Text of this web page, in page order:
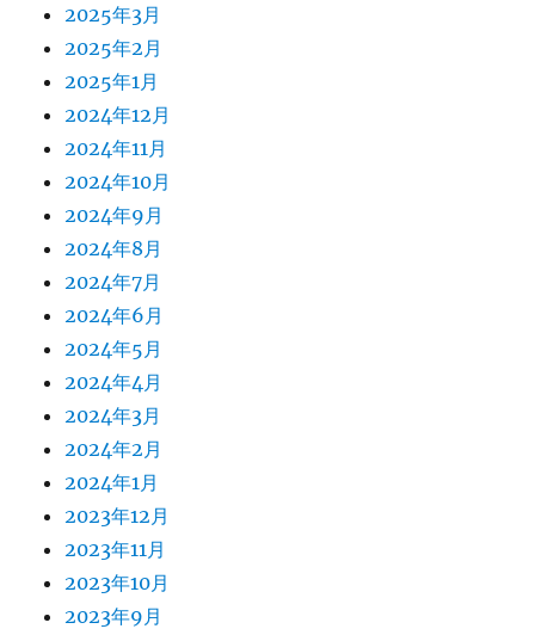
2025年3月
2025年2月
2025年1月
2024年12月
2024年11月
2024年10月
2024年9月
2024年8月
2024年7月
2024年6月
2024年5月
2024年4月
2024年3月
2024年2月
2024年1月
2023年12月
2023年11月
2023年10月
2023年9月